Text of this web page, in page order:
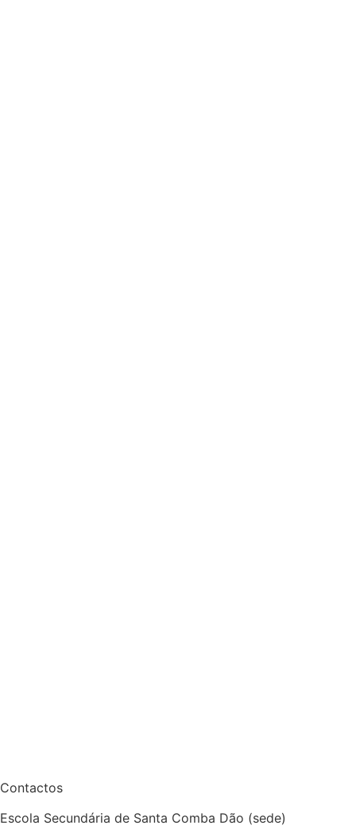
Contactos
Escola Secundária de Santa Comba Dão (sede)